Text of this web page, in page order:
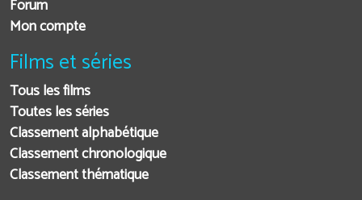
Forum
Mon compte
Films et séries
Tous les films
Toutes les séries
Classement alphabétique
Classement chronologique
Classement thématique